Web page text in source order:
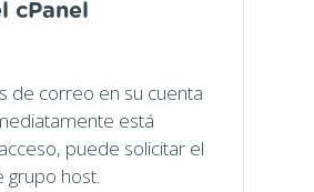
cPanel
de correo en su cuenta
está
puede solicitar el
grupo host.